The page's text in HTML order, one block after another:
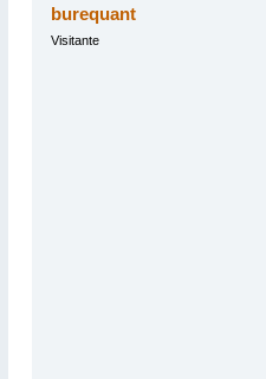
burequant
Visitante